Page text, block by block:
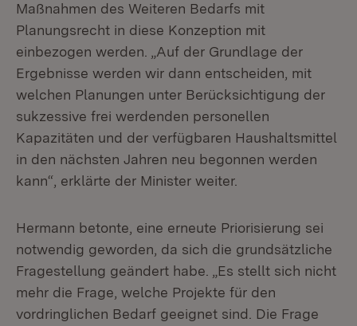
Maßnahmen des Weiteren Bedarfs mit
Planungsrecht in diese Konzeption mit
einbezogen werden. „Auf der Grundlage der
Ergebnisse werden wir dann entscheiden, mit
welchen Planungen unter Berücksichtigung der
sukzessive frei werdenden personellen
Kapazitäten und der verfügbaren Haushaltsmittel
in den nächsten Jahren neu begonnen werden
kann“, erklärte der Minister weiter.
Hermann betonte, eine erneute Priorisierung sei
notwendig geworden, da sich die grundsätzliche
Fragestellung geändert habe. „Es stellt sich nicht
mehr die Frage, welche Projekte für den
vordringlichen Bedarf geeignet sind. Die Frage